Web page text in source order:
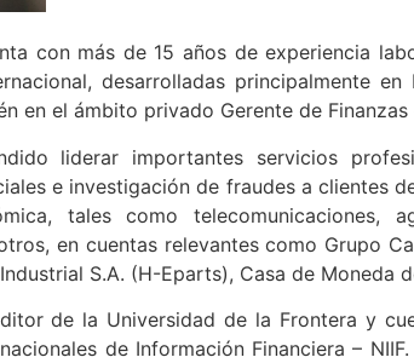
con más de 15 años de experiencia
desarrolladas principalmente
en el ámbito privado Gerente de
liderar importantes servicios
e investigación de fraudes a clientes
tales como telecomunicaciones,
en cuentas relevantes como Grupo
S.A. (H-Eparts), Casa de Moneda
de la Universidad de la Frontera y
de Información Financiera –